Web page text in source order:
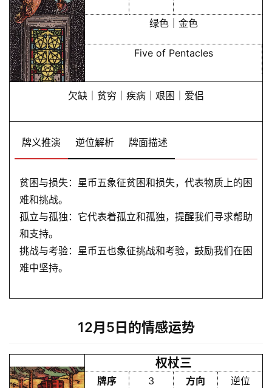
解
梦
会
员
绿色｜金色
Five of Pentacles
欠缺｜贫穷｜疾病｜艰困｜爱侣
牌义推演 逆位解析 牌面描述
贫困与损失：星币五象征贫困和损失，代表物质上的困
难和挑战。
孤立与孤独：它代表着孤立和孤独，提醒我们寻求帮助
和支持。
挑战与考验：星币五也象征挑战和考验，鼓励我们在困
难中坚持。
12月5日的情感运势
权杖三
牌序 3 方向 逆位